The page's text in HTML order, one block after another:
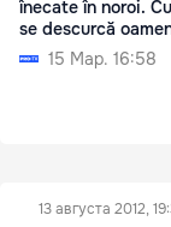
înecate în noroi.
se descurcă
15 Мар. 16:58
13 августа 2012,